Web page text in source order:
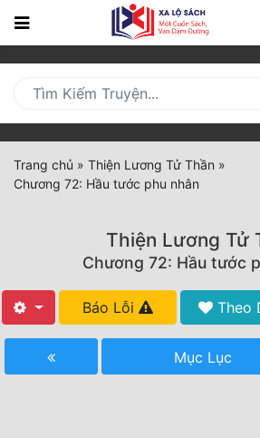
Trang
Mới
Cập
Nhật
(current)
Tất Cả
Hoàn Thành
Trang chủ » Thiện Lương Tử Thần »
Chương 72: Hầu tước phu nhân
Thiện Lương Tử
Chương 72: Hầu tước
Báo Lỗi Theo
Mục Lục